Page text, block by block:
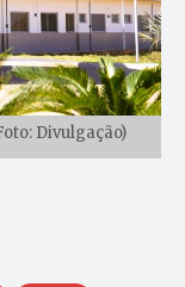
Divulgação)